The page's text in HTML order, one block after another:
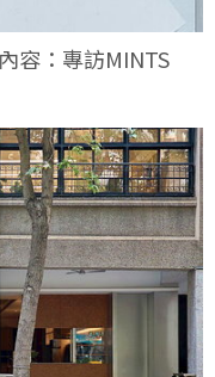
容：專訪MINTS